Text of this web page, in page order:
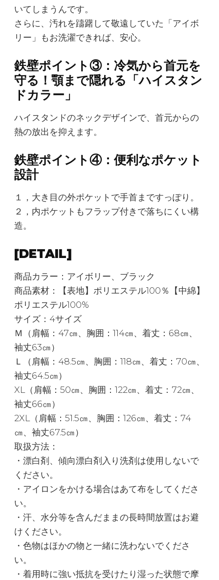
いてしまうんです。
さらに、汚れを躊躇して敬遠していた「アイボ
リー」もお洗濯できれば、安心。
鉄壁ポイント③：冷気から首元を
守る！顎まで隠れる「ハイスタン
ドカラー」
ハイスタンドのネックデザインで、首元からの
熱の放出を抑えます。
鉄壁ポイント④：便利なポケット
設計
１，大き目の外ポケットで手首まですっぽり。
２，内ポケットもフラップ付きで落ちにくい構
造。
[DETAIL]
商品カラー：アイボリー、ブラック
商品素材：【表地】ポリエステル100％【中綿】
ポリエステル100%
サイズ：4サイズ
Ｍ（肩幅：47㎝、胸囲：114㎝、着丈：68㎝、
袖丈63㎝）
Ｌ（肩幅：48.5㎝、胸囲：118㎝、着丈：70㎝、
袖丈64.5㎝）
XL（肩幅：50㎝、胸囲：122㎝、着丈：72㎝、
袖丈66㎝）
2XL（肩幅：51.5㎝、胸囲：126㎝、着丈：74
㎝、袖丈67.5㎝）
取扱方法：
・漂白剤、傾向漂白剤入り洗剤は使用しないで
ください。
・アイロンをかける場合はあて布をしてくださ
い。
・汗、水分等を含んだままの長時間放置はお避
けください。
・色物はほかの物と一緒に洗わないでくださ
い。
・着用時に強い抵抗を受けたり湿った状態で摩